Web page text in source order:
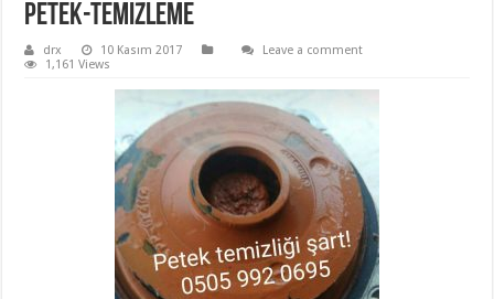
petek-temizleme
drx 10 Kasım 2017
Leave a comment
1,161 Views